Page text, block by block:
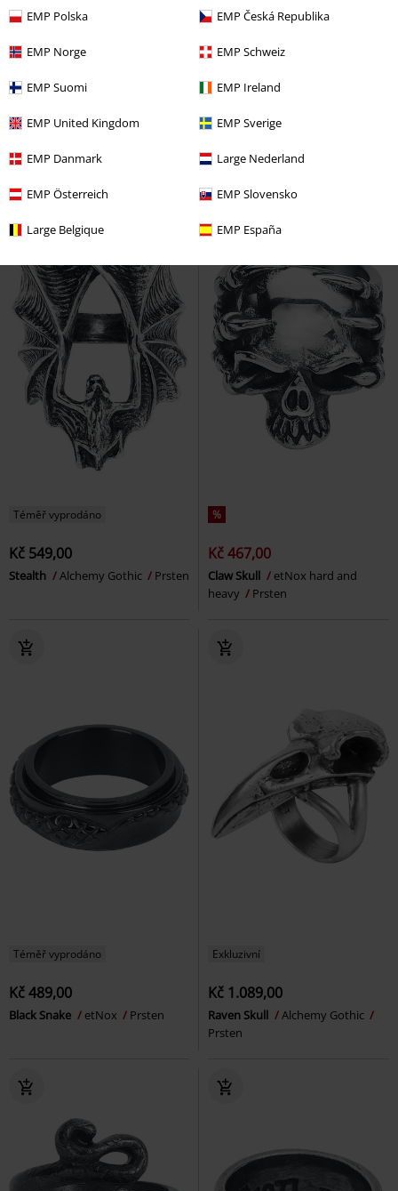
EMP Polska EMP Česká Republika
EMP Norge EMP Schweiz
EMP Suomi EMP Ireland
EMP United Kingdom EMP Sverige
EMP Danmark Large Nederland
EMP Österreich EMP Slovensko
Large Belgique EMP España
Kč 416,00 Kč 629,00
Prsten
Téměř vyprodáno
Kč 549,00
Stealth Alchemy Gothic Prsten
%
Kč 467,00
Claw Skull
etNox hard and
heavy
Prsten
Téměř vyprodáno
Kč 489,00
Black Snake etNox Prsten
Exkluzivní
Kč 1.089,00
Raven Skull
Alchemy Gothic
Prsten